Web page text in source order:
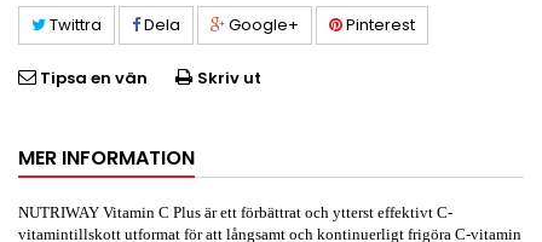
Twittra Dela Google+ Pinterest
Tipsa en vän Skriv ut
MER INFORMATION
NUTRIWAY Vitamin C Plus är ett förbättrat och ytterst effektivt C-
vitamintillskott utformat för att långsamt och kontinuerligt frigöra C-vitamin